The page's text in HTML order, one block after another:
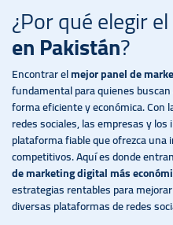
¿Por qué elegir el
en Pakistán?
Encontrar elmejor panel de
fundamental para quienes
forma eficiente y económica. Con
redes sociales, las empresas y
plataforma fiable que ofrezca una
competitivos. Aquí es donde
de marketing digital más
estrategias rentables para
diversas plataformas de redes